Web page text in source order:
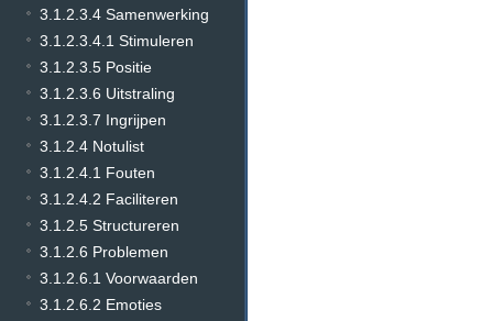
3.1.2.3.4 Samenwerking
3.1.2.3.4.1 Stimuleren
3.1.2.3.5 Positie
3.1.2.3.6 Uitstraling
3.1.2.3.7 Ingrijpen
3.1.2.4 Notulist
3.1.2.4.1 Fouten
3.1.2.4.2 Faciliteren
3.1.2.5 Structureren
3.1.2.6 Problemen
3.1.2.6.1 Voorwaarden
3.1.2.6.2 Emoties